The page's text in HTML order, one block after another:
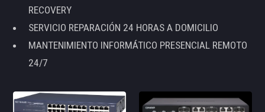
RECOVERY
SERVICIO REPARACIÓN 24 HORAS A DOMICILIO
MANTENIMIENTO INFORMÁTICO PRESENCIAL REMOTO
24/7